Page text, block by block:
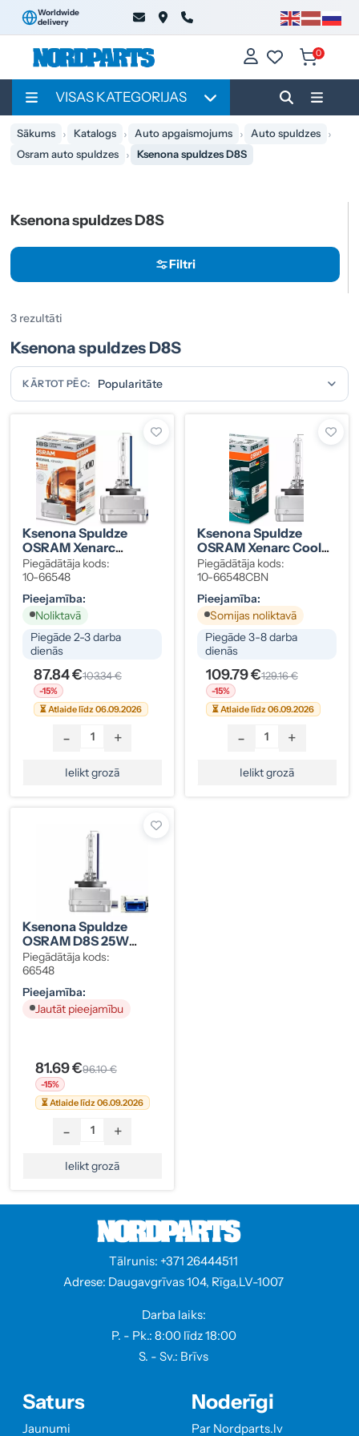
Worldwide
delivery
0
VISAS KATEGORIJAS
Sākums Katalogs Auto apgaismojums
Auto spuldzes
Osram auto spuldzes
Ksenona spuldzes D8S
Ksenona spuldzes D8S
Filtri
3 rezultāti
Ksenona spuldzes D8S
KĀRTOT PĒC:
Ksenona Spuldze
OSRAM Xenarc
Original D8S
Piegādātāja kods:
10-66548
Pieejamība:
Noliktavā
Piegāde 2-3 darba
dienās
87.84 €103.34 €
-15%
⏳ Atlaide līdz 06.09.2026
- +
Ielikt grozā
Ksenona Spuldze
OSRAM Xenarc Cool
Blue Intense Next Gen
D8S
Piegādātāja kods:
10-66548CBN
Pieejamība:
Somijas noliktavā
Piegāde 3-8 darba
dienās
109.79 €129.16 €
-15%
⏳ Atlaide līdz 06.09.2026
- +
Ielikt grozā
Ksenona Spuldze
OSRAM D8S 25W
(66548)
Piegādātāja kods:
66548
Pieejamība:
Jautāt pieejamību
81.69 €96.10 €
-15%
⏳ Atlaide līdz 06.09.2026
- +
Ielikt grozā
Tālrunis: +371 26444511
Adrese: Daugavgrīvas 104, Rīga,LV-1007
Darba laiks:
P. - Pk.: 8:00 līdz 18:00
S. - Sv.: Brīvs
Saturs
Jaunumi
Noderīgi
Par Nordparts.lv